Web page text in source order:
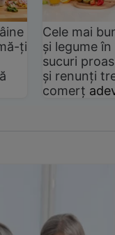
ți
Cele mai
și legume
sucuri
și renunți
comerț